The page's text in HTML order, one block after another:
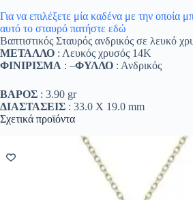
Για να επιλέξετε μία καδένα με την οποία
αυτό το σταυρό πατήστε εδώ
Βαπτιστικός Σταυρός ανδρικός σε λευκό
ΜΕΤΑΛΛΟ : Λευκός χρυσός 14K
ΦΙΝΙΡΙΣΜΑ : –ΦΥΛΛΟ : Ανδρικός
ΒΑΡΟΣ : 3.90 gr
ΔΙΑΣΤΑΣΕΙΣ : 33.0 Χ 19.0 mm
Σχετικά προϊόντα